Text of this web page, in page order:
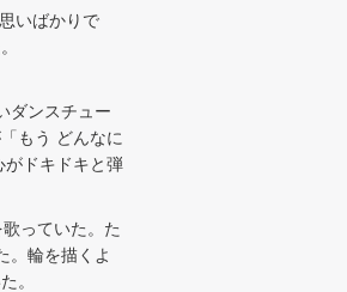
いばかりで
ダンスチュー
もう どんなに
がドキドキと弾
っていた。た
。輪を描くよ
。